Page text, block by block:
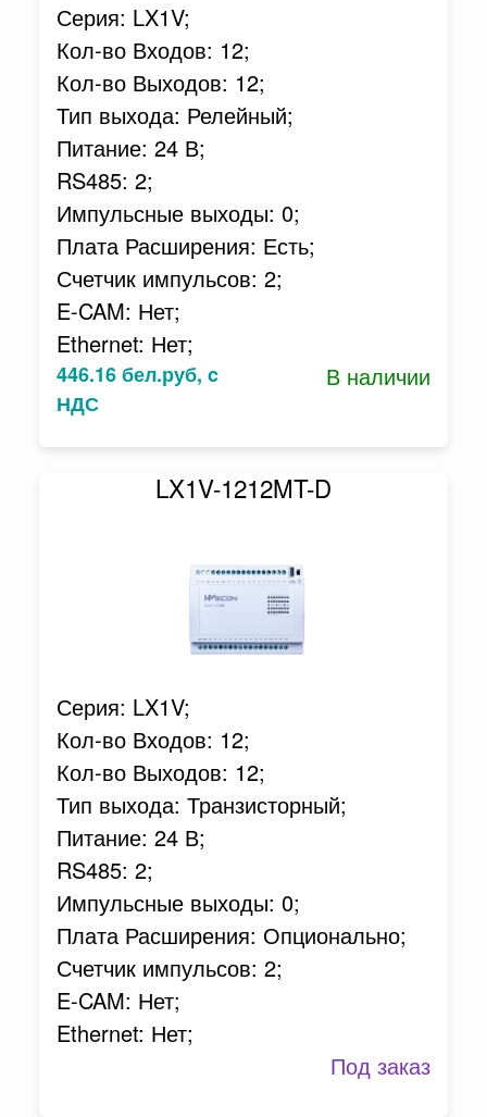
Серия: LX1V;
Кол-во Входов: 12;
Кол-во Выходов: 12;
Тип выхода: Релейный;
Питание: 24 В;
RS485: 2;
Импульсные выходы: 0;
Плата Расширения: Есть;
Счетчик импульсов: 2;
E-CAM: Нет;
Ethernet: Нет;
446.16 бел.руб, c
НДС
В наличии
LX1V-1212MT-D
Серия: LX1V;
Кол-во Входов: 12;
Кол-во Выходов: 12;
Тип выхода: Транзисторный;
Питание: 24 В;
RS485: 2;
Импульсные выходы: 0;
Плата Расширения: Опционально;
Счетчик импульсов: 2;
E-CAM: Нет;
Ethernet: Нет;
Под заказ